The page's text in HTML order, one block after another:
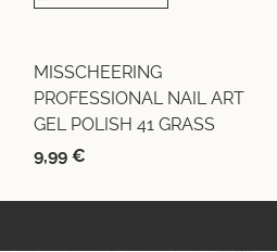
MISSCHEERING
PROFESSIONAL NAIL ART
GEL POLISH 41 GRASS
9,99 €